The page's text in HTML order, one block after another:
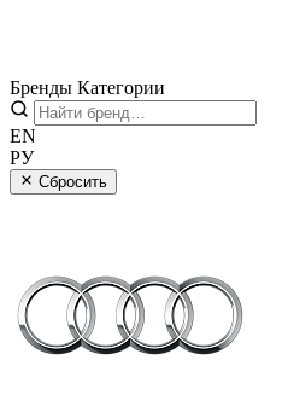
Бренды Категории
EN
РУ
Сбросить